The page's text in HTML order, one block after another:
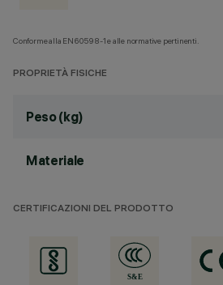
Conforme alla EN60598-1 e alle normative pertinenti.
PROPRIETÀ FISICHE
Peso (kg)
Materiale
CERTIFICAZIONI DEL PRODOTTO